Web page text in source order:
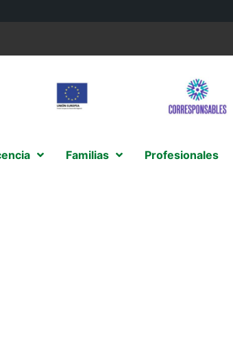
Familias Profesionales